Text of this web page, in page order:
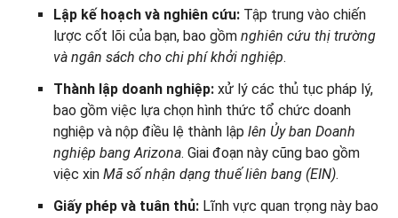
Lập kế hoạch và nghiên cứu: Tập trung vào chiến
lược cốt lõi của bạn, bao gồm nghiên cứu thị trường
và ngân sách cho chi phí khởi nghiệp.
Thành lập doanh nghiệp: xử lý các thủ tục pháp lý,
bao gồm việc lựa chọn hình thức tổ chức doanh
nghiệp và nộp điều lệ thành lập lên Ủy ban Doanh
nghiệp bang Arizona. Giai đoạn này cũng bao gồm
việc xin Mã số nhận dạng thuế liên bang (EIN).
Giấy phép và tuân thủ: Lĩnh vực quan trọng này bao